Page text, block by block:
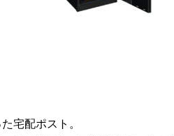
宅配ポスト。